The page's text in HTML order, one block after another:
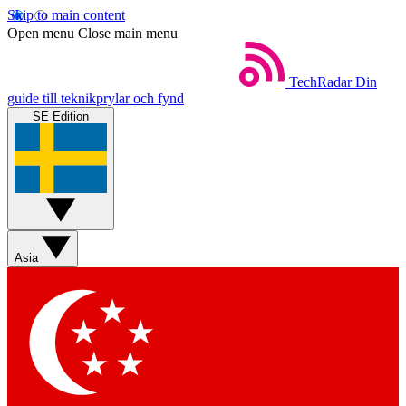
Skip to main content
Open menu Close main menu
TechRadar Din
guide till teknikprylar och fynd
SE Edition
Asia